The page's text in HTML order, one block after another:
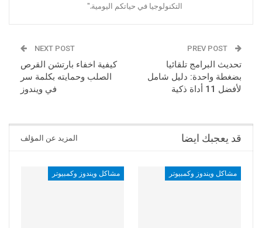
التكنولوجيا في حياتكم اليومية."
تحديث البرامج تلقائيا
بضغطة واحدة: دليل شامل
لأفضل 11 أداة ذكية
NEXT POST
كيفية اخفاء بارتشن القرص
الصلب وحمايته بكلمة سر
في ويندوز
قد يعجبك ايضا المزيد عن المؤلف
مشاكل ويندوز وكمبيوتر مشاكل ويندوز وكمبيوتر